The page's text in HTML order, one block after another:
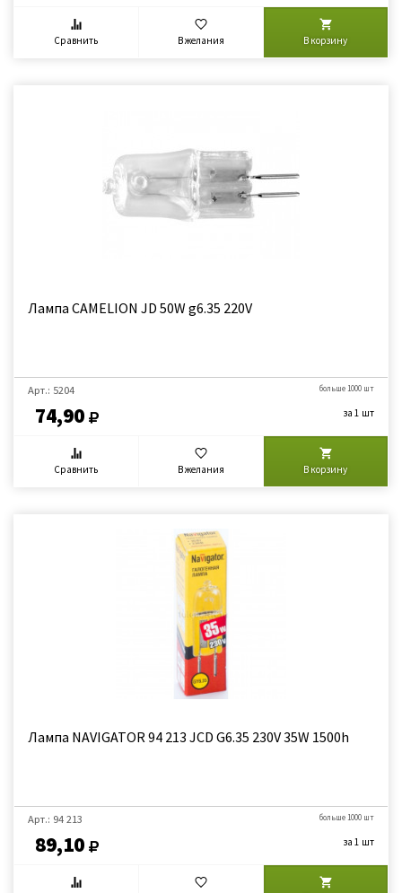
Сравнить В желания В корзину
Лампа CAMELION JD 50W g6.35 220V
Арт.: 5204
74,90
больше 1000 шт
за 1 шт
Сравнить В желания В корзину
Лампа NAVIGATOR 94 213 JCD G6.35 230V 35W 1500h
Арт.: 94 213
89,10
больше 1000 шт
за 1 шт